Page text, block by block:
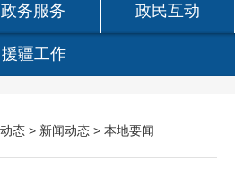
政务服务 政民互动
援疆工作
态 > 新闻动态 > 本地要闻